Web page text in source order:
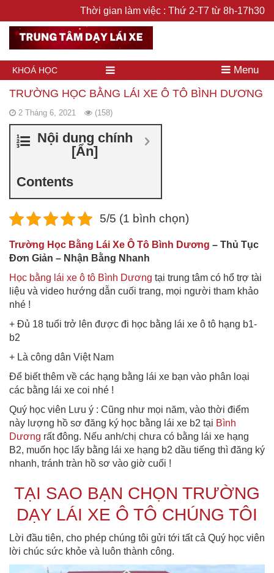
Thời gian làm việc : Thứ 2-T7 từ 8h-17h30
KHOÁ HỌC Menu
TRƯỜNG HỌC BẰNG LÁI XE Ô TÔ BÌNH DƯƠNG
2 Tháng 6, 2021 (158)
Nội dung chính
[Ẩn]
Contents
5/5 (1 bình chọn)
Trường Học Bằng Lái Xe Ô Tô Bình Dương – Thủ Tục
Đơn Giản – Nhận Bằng Nhanh
Học bằng lái xe ô tô Bình Dương tại trung tâm có hổ trợ tài
liệu và video hướng dẫn cuối trang, mọi người tham khảo
nhé !
+ Đủ 18 tuổi trở lên được đi học bằng lái xe ô tô hạng b1-
b2
+ Là công dân Việt Nam
Để biết thêm về các hạng bằng lái xe bạn vào phân loại
các bằng lái xe coi nhé !
Quý học viên Lưu ý : Cũng như mọi năm, vào thời điểm
này lượng hồ sơ đăng ký học bằng lái xe b2 tại Bình
Dương rất đông. Nếu anh/chị chưa có bằng lái xe hạng
B2, muốn học lấy bằng lái xe hạng b2 dầu tiếng thì đăng ký
nhanh, tránh tràn hồ sơ vào giờ cuối !
TẠI SAO BẠN CHỌN TRƯỜNG
DẠY LÁI XE Ô TÔ CHÚNG TÔI
Lời đầu tiên, cho phép chúng tôi gửi tới tất cả Quý học viên
lời chúc sức khỏe và luôn thành công.